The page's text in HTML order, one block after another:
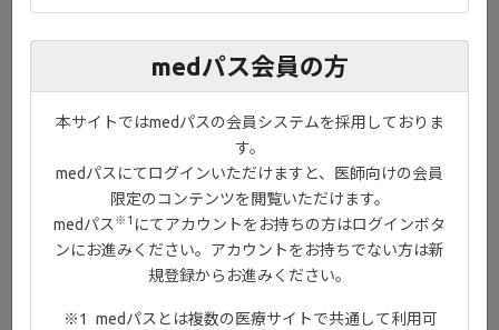
medパス会員の方
本サイトではmedパスの会員システムを採用しておりま
す。
medパスにてログインいただけますと、医師向けの会員
限定のコンテンツを閲覧いただけます。
medパス※1 にてアカウントをお持ちの方はログインボタ
ンにお進みください。アカウントをお持ちでない方は新
規登録からお進みください。
medパスとは複数の医療サイトで共通して利用可